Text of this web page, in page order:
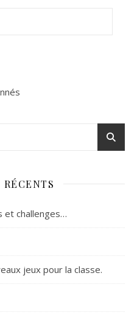
et challenges…
jeux pour la classe.